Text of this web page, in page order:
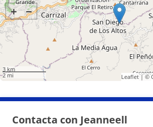
+ −
3 km
2 mi
Leaflet| ©
Contacta con Jeanneell